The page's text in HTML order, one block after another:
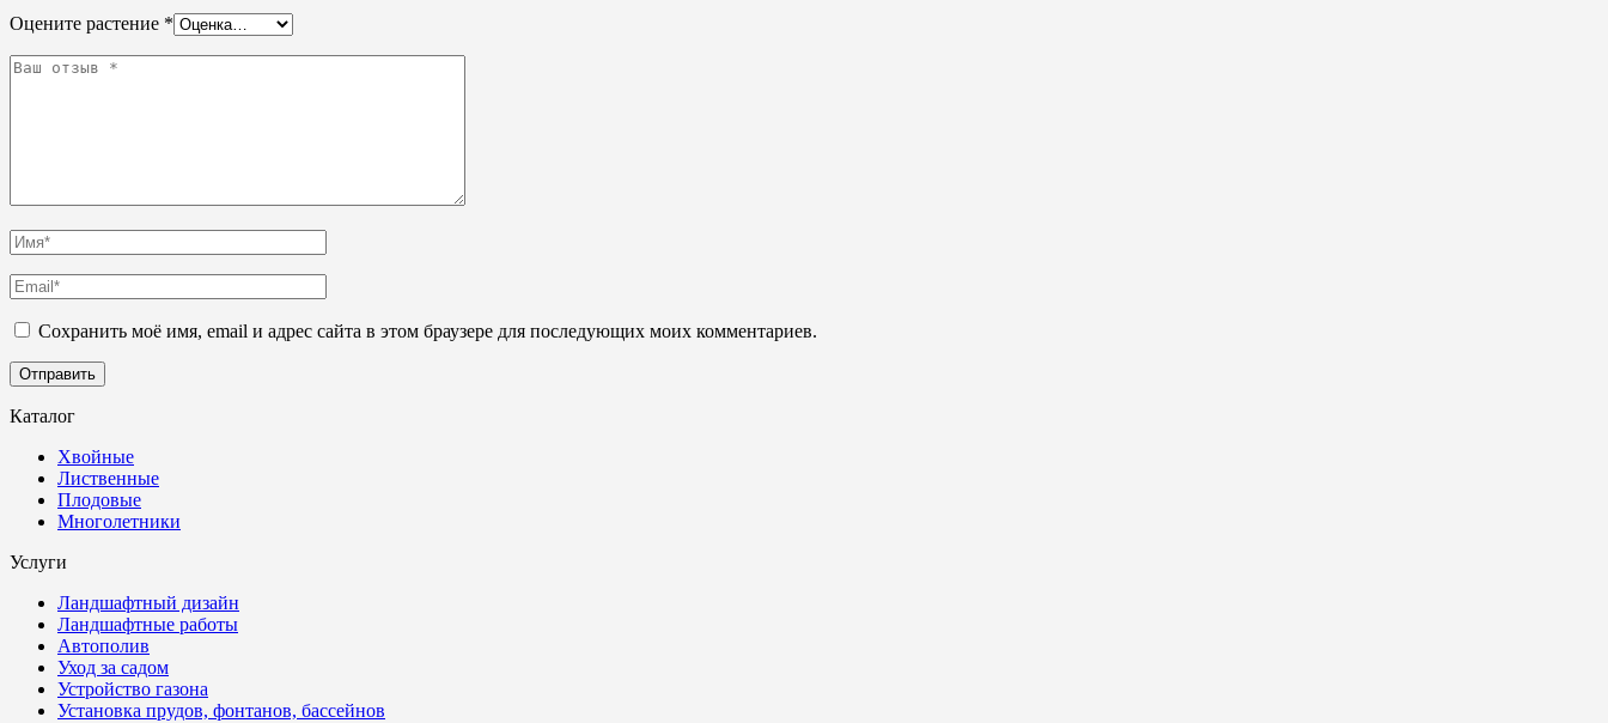
Оцените растение *
Сохранить моё имя, email и адрес сайта в этом браузере для последующих моих комментариев.
Каталог
Хвойные
Лиственные
Плодовые
Многолетники
Услуги
Ландшафтный дизайн
Ландшафтные работы
Автополив
Уход за садом
Устройство газона
Установка прудов, фонтанов, бассейнов